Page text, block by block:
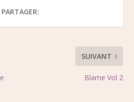
PARTAGER:
SUIVANT
Blame Vol 2